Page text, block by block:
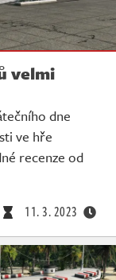
velmi
dne
ve hře
recenze od
11. 3. 2023